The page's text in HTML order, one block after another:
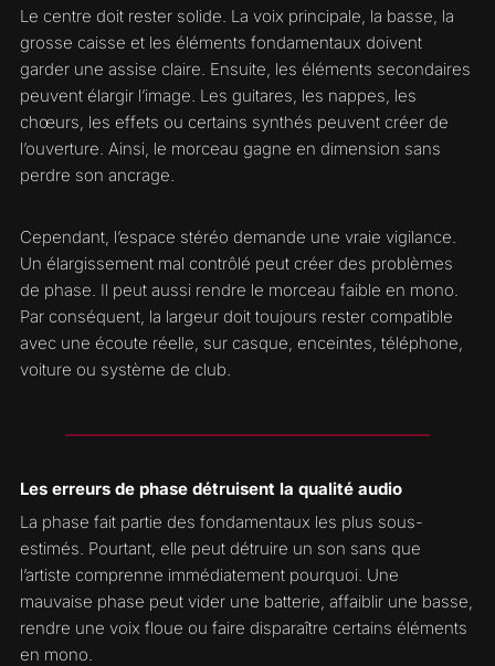
Le centre doit rester solide. La voix principale, la basse, la
grosse caisse et les éléments fondamentaux doivent
garder une assise claire. Ensuite, les éléments secondaires
peuvent élargir l’image. Les guitares, les nappes, les
chœurs, les effets ou certains synthés peuvent créer de
l’ouverture. Ainsi, le morceau gagne en dimension sans
perdre son ancrage.
Cependant, l’espace stéréo demande une vraie vigilance.
Un élargissement mal contrôlé peut créer des problèmes
de phase. Il peut aussi rendre le morceau faible en mono.
Par conséquent, la largeur doit toujours rester compatible
avec une écoute réelle, sur casque, enceintes, téléphone,
voiture ou système de club.
Les erreurs de phase détruisent la qualité audio
La phase fait partie des fondamentaux les plus sous-
estimés. Pourtant, elle peut détruire un son sans que
l’artiste comprenne immédiatement pourquoi. Une
mauvaise phase peut vider une batterie, affaiblir une basse,
rendre une voix floue ou faire disparaître certains éléments
en mono.